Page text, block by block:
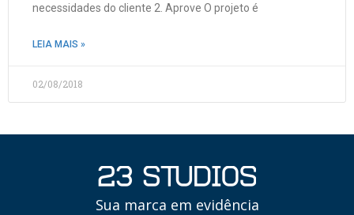
necessidades do cliente 2. Aprove O projeto é
LEIA MAIS »
02/08/2018
Sua marca em evidência